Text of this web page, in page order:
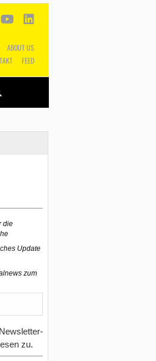
ABOUT US
FEED
die
Update
zum
zu.